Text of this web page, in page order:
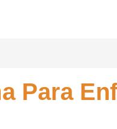
Para